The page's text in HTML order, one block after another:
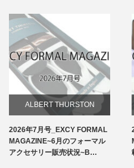
ALBERT THURSTON
お知らせ
2026年7月号_EXCY FORMAL
MAGAZINE~6月のフォーマル
アクセサリー販売状況~B…